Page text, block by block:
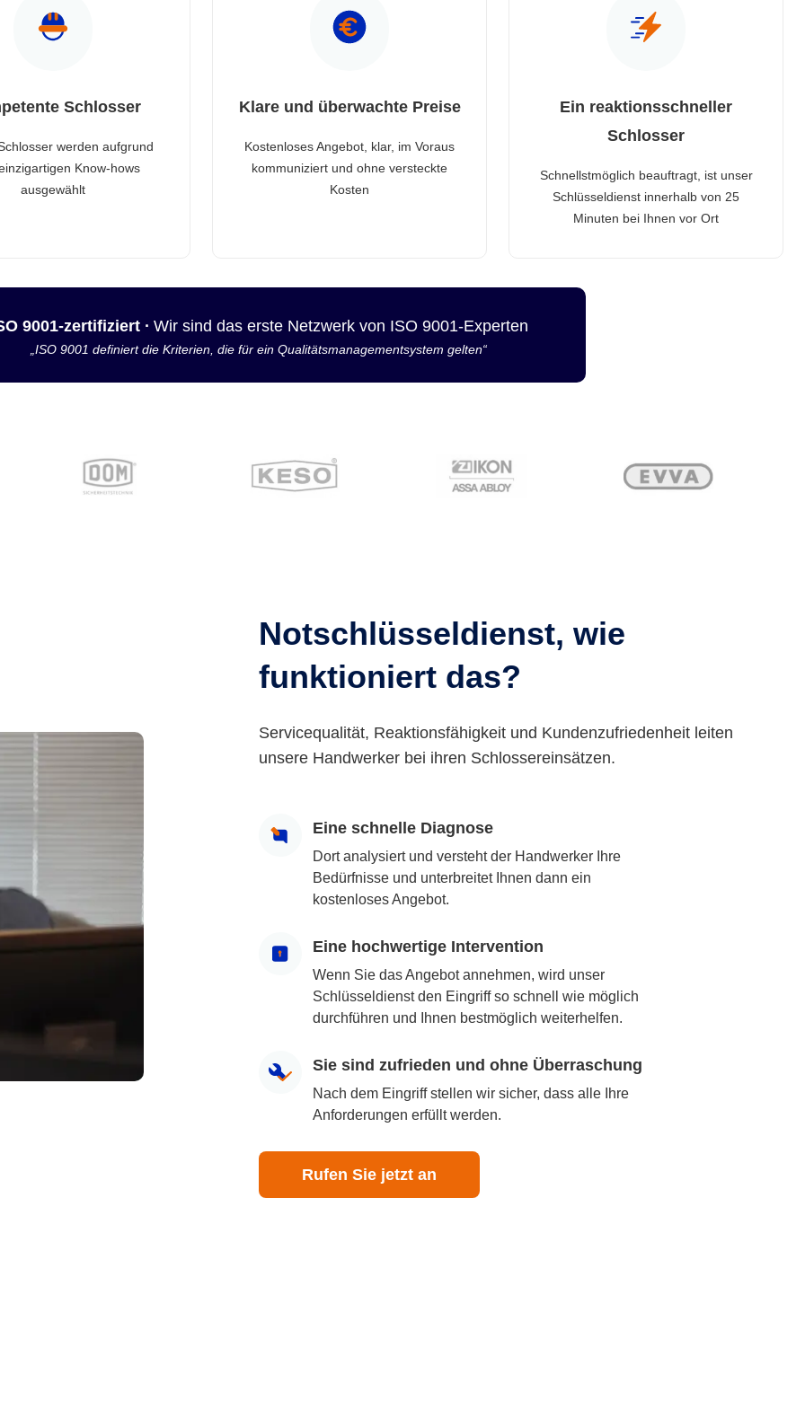
Schlosser
werden aufgrund
Know-hows
ausgewählt
Klare und überwachte Preise
Kostenloses Angebot, klar, im Voraus
kommuniziert und ohne versteckte
Kosten
Ein reaktionsschneller
Schlosser
Schnellstmöglich beauftragt, ist unser
Schlüsseldienst innerhalb von 25
Minuten bei Ihnen vor Ort
9001-zertifiziert · Wir sind das erste Netzwerk von ISO 9001-Experten
„ISO 9001 definiert die Kriterien, die für ein Qualitätsmanagementsystem gelten“
Notschlüsseldienst, wie
funktioniert das?
Servicequalität, Reaktionsfähigkeit und Kundenzufriedenheit leiten
unsere Handwerker bei ihren Schlossereinsätzen.
Eine schnelle Diagnose
Dort analysiert und versteht der Handwerker Ihre
Bedürfnisse und unterbreitet Ihnen dann ein
kostenloses Angebot.
Eine hochwertige Intervention
Wenn Sie das Angebot annehmen, wird unser
Schlüsseldienst den Eingriff so schnell wie möglich
durchführen und Ihnen bestmöglich weiterhelfen.
Sie sind zufrieden und ohne Überraschung
Nach dem Eingriff stellen wir sicher, dass alle Ihre
Anforderungen erfüllt werden.
Rufen Sie jetzt an